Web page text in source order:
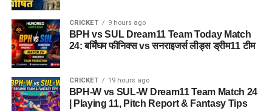
CRICKET 9 hours ago
BPH vs SUL Dream11 Team Today Match
24: बर्मिंघम फीनिक्स vs सनराइजर्स लीड्स ड्रीम11 टीम
CRICKET 19 hours ago
BPH-W vs SUL-W Dream11 Team Match 24
| Playing 11, Pitch Report & Fantasy Tips